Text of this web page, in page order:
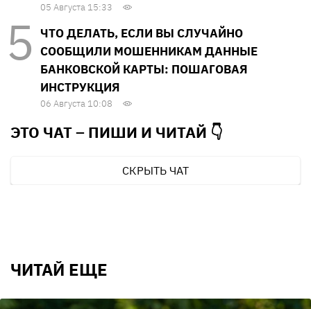
05 Августа 15:33
ЧТО ДЕЛАТЬ, ЕСЛИ ВЫ СЛУЧАЙНО
СООБЩИЛИ МОШЕННИКАМ ДАННЫЕ
БАНКОВСКОЙ КАРТЫ: ПОШАГОВАЯ
ИНСТРУКЦИЯ
06 Августа 10:08
ЭТО ЧАТ – ПИШИ И ЧИТАЙ 👇
СКРЫТЬ ЧАТ
ЧИТАЙ ЕЩЕ